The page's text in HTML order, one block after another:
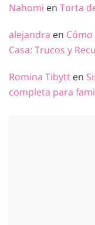
Nahomi en Torta
alejandra en
Casa: Trucos y
Romina Tibytt en
completa para